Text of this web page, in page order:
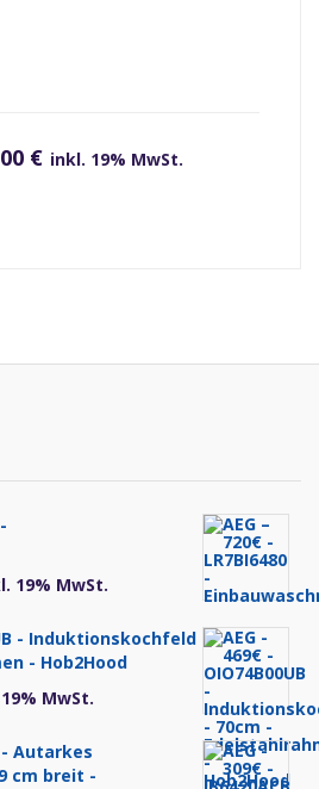
€ inkl. 19% MwSt.
19% MwSt.
- Induktionskochfeld
- Hob2Hood
MwSt.
- Autarkes
cm breit -